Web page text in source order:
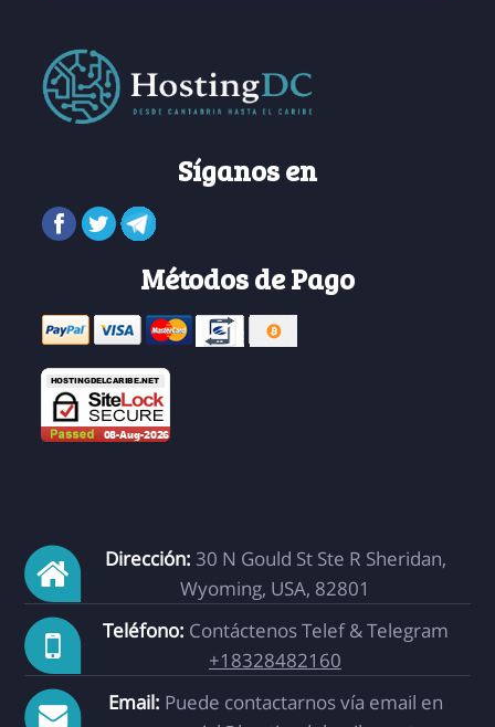
Síganos en
Métodos de Pago
Dirección: 30 N Gould St Ste R Sheridan,
Wyoming, USA, 82801
Teléfono: Contáctenos Telef & Telegram
+18328482160
Email: Puede contactarnos vía email en